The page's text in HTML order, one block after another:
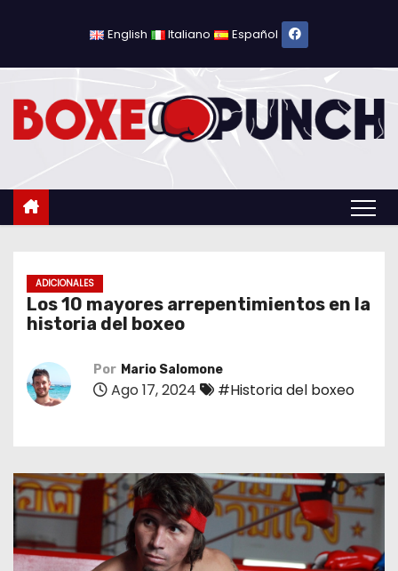
l
English Italiano Español
ADICIONALES
Los 10 mayores arrepentimientos en la
historia del boxeo
Por Mario Salomone
Ago 17, 2024 #Historia del boxeo